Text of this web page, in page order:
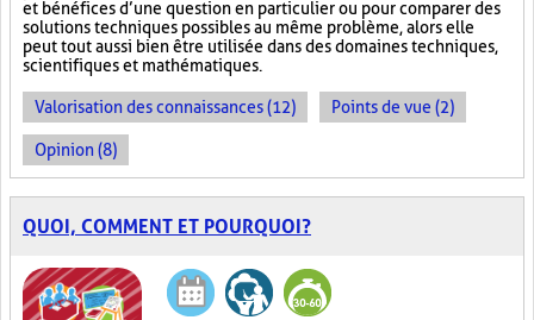
et bénéfices d’une question en particulier ou pour comparer des
solutions techniques possibles au même problème, alors elle
peut tout aussi bien être utilisée dans des domaines techniques,
scientifiques et mathématiques.
Valorisation des connaissances (12) Points de vue (2)
Opinion (8)
QUOI, COMMENT ET POURQUOI?